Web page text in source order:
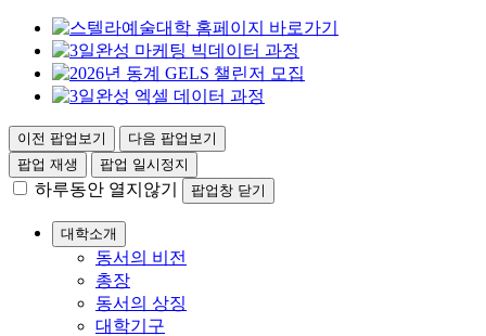
이전 팝업보기
다음 팝업보기
팝업 재생
팝업 일시정지
하루동안 열지않기 팝업창 닫기
대학소개
동서의 비전
총장
동서의 상징
대학기구